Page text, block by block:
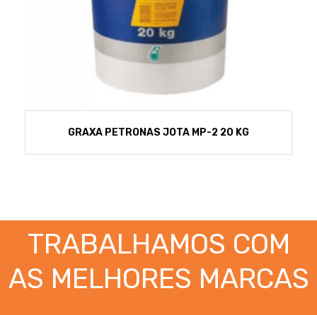
GRAXA PETRONAS JOTA MP-2 20 KG
TRABALHAMOS COM
AS MELHORES MARCAS